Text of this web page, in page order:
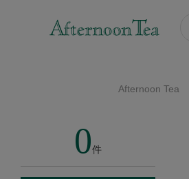
ソーシャルギフト
Afternoon Tea
0件